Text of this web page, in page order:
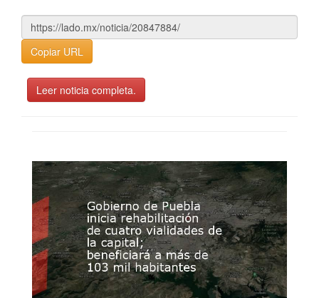
Copiar URL
Leer noticia completa.